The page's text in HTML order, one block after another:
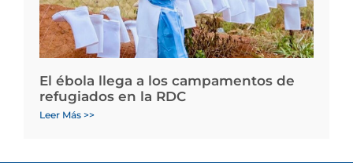
El ébola llega a los campamentos de
refugiados en la RDC
Leer Más >>